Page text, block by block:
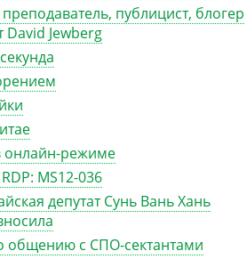
публицист, блогер
David Jewberg
онлайн-режиме
MS12-036
депутат Сунь Вань Хань
общению с СПО-сектантами